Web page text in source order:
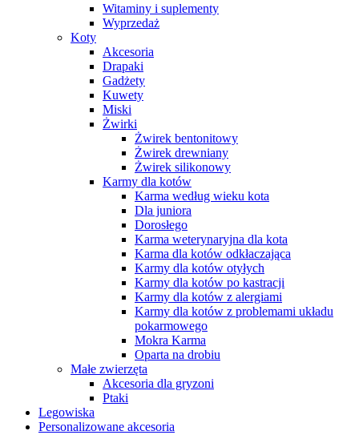
Witaminy i suplementy
Wyprzedaż
Koty
Akcesoria
Drapaki
Gadżety
Kuwety
Miski
Żwirki
Żwirek bentonitowy
Żwirek drewniany
Żwirek silikonowy
Karmy dla kotów
Karma według wieku kota
Dla juniora
Dorosłego
Karma weterynaryjna dla kota
Karma dla kotów odkłaczająca
Karmy dla kotów otyłych
Karmy dla kotów po kastracji
Karmy dla kotów z alergiami
Karmy dla kotów z problemami układu
pokarmowego
Mokra Karma
Oparta na drobiu
Małe zwierzęta
Akcesoria dla gryzoni
Ptaki
Legowiska
Personalizowane akcesoria